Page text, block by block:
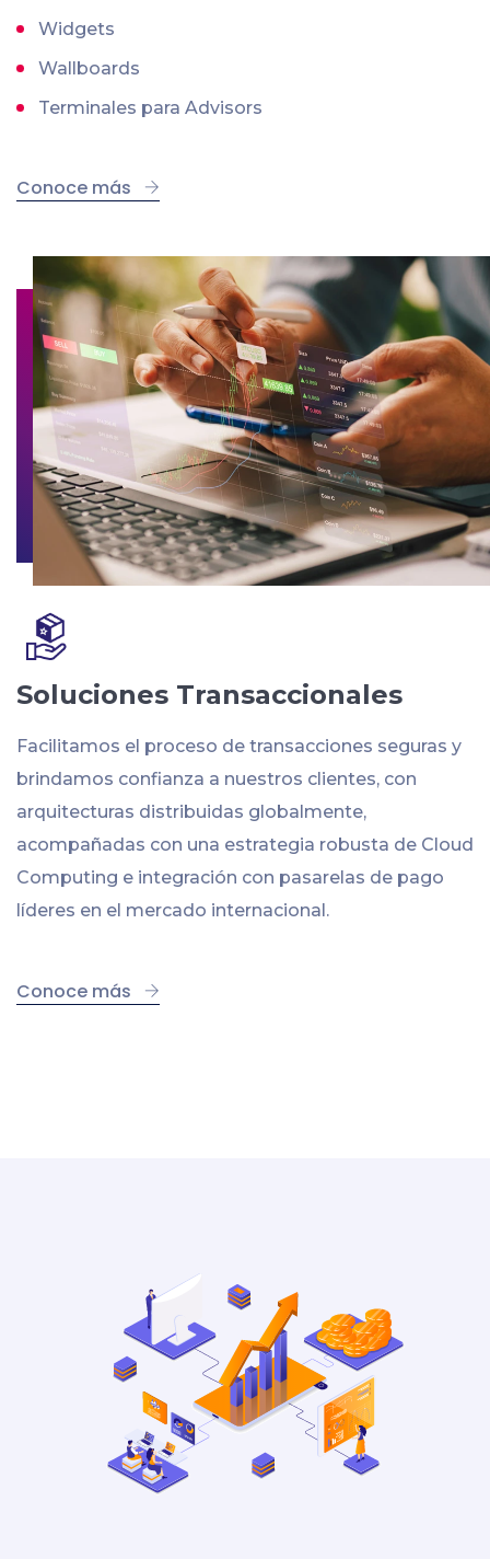
Widgets
Wallboards
Terminales para Advisors
Conoce más
Soluciones Transaccionales
Facilitamos el proceso de transacciones seguras y
brindamos confianza a nuestros clientes, con
arquitecturas distribuidas globalmente,
acompañadas con una estrategia robusta de Cloud
Computing e integración con pasarelas de pago
líderes en el mercado internacional.
Conoce más